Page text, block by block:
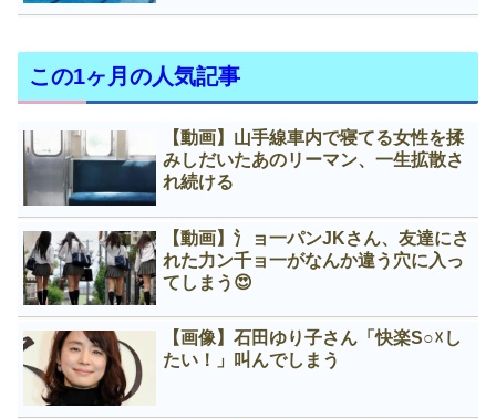
この1ヶ月の人気記事
【動画】山手線車内で寝てる女性を揉
みしだいたあのリーマン、一生拡散さ
れ続ける
【動画】氵ョ一パンJKさん、友達にさ
れた力ン千ョ一がなんか違う穴に入っ
てしまう😍
【画像】石田ゆり子さん「快楽S○☓し
たい！」叫んでしまう